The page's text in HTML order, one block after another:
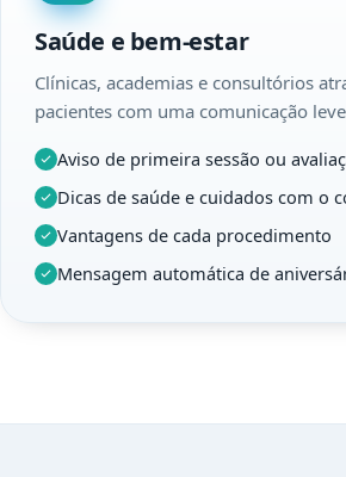
Saúde e bem-estar
Clínicas, academias e consultórios
pacientes com uma comunicação
Aviso de primeira sessão ou
Dicas de saúde e cuidados com o
Vantagens de cada procedimento
Mensagem automática de